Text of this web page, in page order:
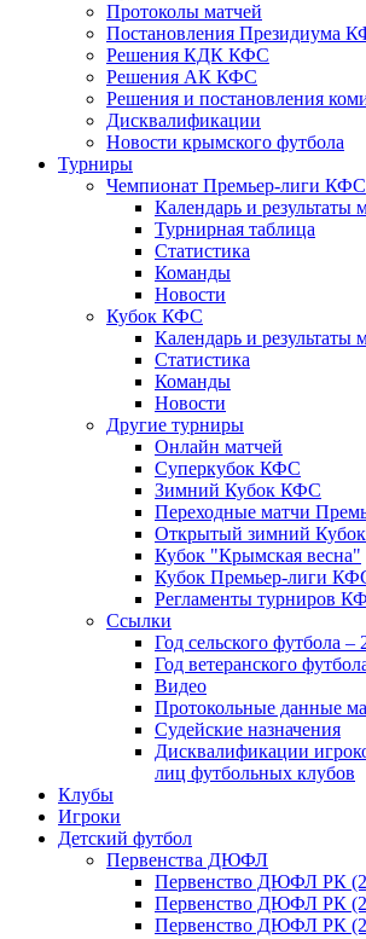
Протоколы матчей
Постановления Президиума
Решения КДК КФС
Решения АК КФС
Решения и постановления
Дисквалификации
Новости крымского футбола
Турниры
Чемпионат Премьер-лиги КФС
Календарь и результаты
Турнирная таблица
Статистика
Команды
Новости
Кубок КФС
Календарь и результаты
Статистика
Команды
Новости
Другие турниры
Онлайн матчей
Суперкубок КФС
Зимний Кубок КФС
Переходные матчи
Открытый зимний
Кубок "Крымская весна"
Кубок Премьер-лиги
Регламенты турниров
Ссылки
Год сельского футбола –
Год ветеранского
Видео
Протокольные данные
Судейские назначения
Дисквалификации
лиц футбольных клубов
Клубы
Игроки
Детский футбол
Первенства ДЮФЛ
Первенство ДЮФЛ РК
Первенство ДЮФЛ РК
Первенство ДЮФЛ РК